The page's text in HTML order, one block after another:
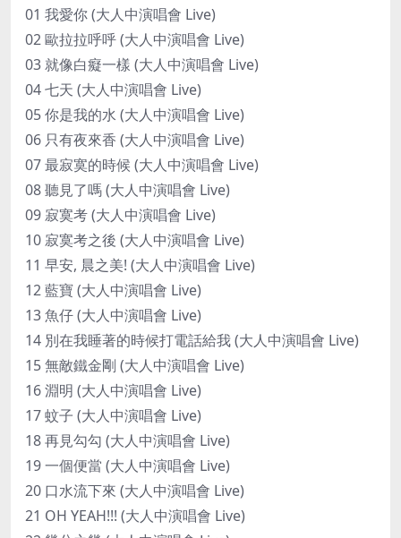
01 我愛你 (大人中演唱會 Live)
02 歐拉拉呼呼 (大人中演唱會 Live)
03 就像白癡一樣 (大人中演唱會 Live)
04 七天 (大人中演唱會 Live)
05 你是我的水 (大人中演唱會 Live)
06 只有夜來香 (大人中演唱會 Live)
07 最寂寞的時候 (大人中演唱會 Live)
08 聽見了嗎 (大人中演唱會 Live)
09 寂寞考 (大人中演唱會 Live)
10 寂寞考之後 (大人中演唱會 Live)
11 早安, 晨之美! (大人中演唱會 Live)
12 藍寶 (大人中演唱會 Live)
13 魚仔 (大人中演唱會 Live)
14 別在我睡著的時候打電話給我 (大人中演唱會 Live)
15 無敵鐵金剛 (大人中演唱會 Live)
16 淵明 (大人中演唱會 Live)
17 蚊子 (大人中演唱會 Live)
18 再見勾勾 (大人中演唱會 Live)
19 一個便當 (大人中演唱會 Live)
20 口水流下來 (大人中演唱會 Live)
21 OH YEAH!!! (大人中演唱會 Live)